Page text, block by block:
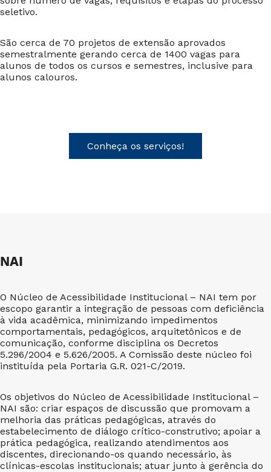
seletivo.
São cerca de 70 projetos de extensão aprovados
semestralmente gerando cerca de 1400 vagas para
alunos de todos os cursos e semestres, inclusive para
alunos calouros.
Conheça os serviços!
NAI
O Núcleo de Acessibilidade Institucional – NAI tem por
escopo garantir a integração de pessoas com deficiência
à vida acadêmica, minimizando impedimentos
comportamentais, pedagógicos, arquitetônicos e de
comunicação, conforme disciplina os Decretos
5.296/2004 e 5.626/2005. A Comissão deste núcleo foi
instituída pela Portaria G.R. 021-C/2019.
Os objetivos do Núcleo de Acessibilidade Institucional –
NAI são: criar espaços de discussão que promovam a
melhoria das práticas pedagógicas, através do
estabelecimento de diálogo crítico-construtivo; apoiar a
prática pedagógica, realizando atendimentos aos
discentes, direcionando-os quando necessário, às
clínicas-escolas institucionais; atuar junto à gerência do